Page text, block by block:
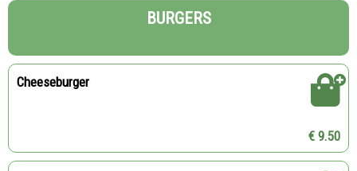
BURGERS
Cheeseburger
€ 9.50